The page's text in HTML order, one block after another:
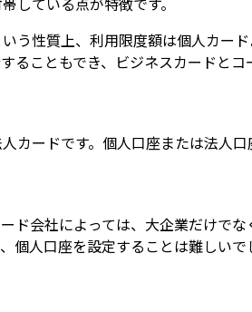
う性質上、利用限度額は個人カー
こともでき、ビジネスカードとコ
カードです。個人口座または法人口
ド会社によっては、大企業だけで
個人口座を設定することは難しいで